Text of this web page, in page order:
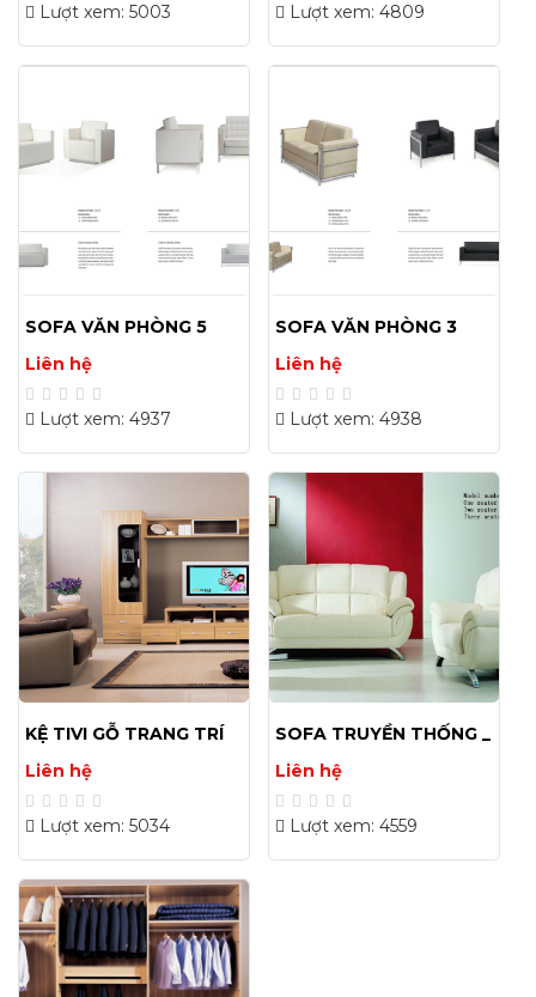
Lượt xem: 5003 Lượt xem: 4809
SOFA VĂN PHÒNG 5
Liên hệ
Lượt xem: 4937
SOFA VĂN PHÒNG 3
Liên hệ
Lượt xem: 4938
KỆ TIVI GỖ TRANG TRÍ
ĐẸP HIỆN ĐẠI GIÁ RẺ
Liên hệ
Lượt xem: 5034
SOFA TRUYỀN THỐNG _
35
Liên hệ
Lượt xem: 4559